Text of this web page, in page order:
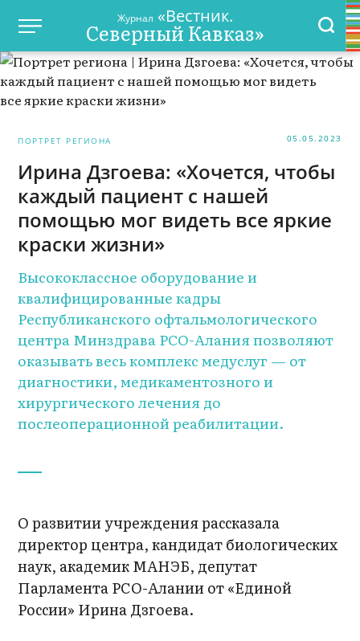
Журнал «Вестник.
Северный Кавказ»
ПОРТРЕТ РЕГИОНА 05.05.2023
Ирина Дзгоева: «Хочется, чтобы
каждый пациент с нашей
помощью мог видеть все яркие
краски жизни»
Высококлассное оборудование и
квалифицированные кадры
Республиканского офтальмологического
центра Минздрава РСО-Алания позволяют
оказывать весь комплекс медуслуг — от
диагностики, медикаментозного и
хирургического лечения до
послеоперационной реабилитации.
О развитии учреждения рассказала
директор центра, кандидат биологических
наук, академик МАНЭБ, депутат
Парламента РСО-Алании от «Единой
России» Ирина Дзгоева.